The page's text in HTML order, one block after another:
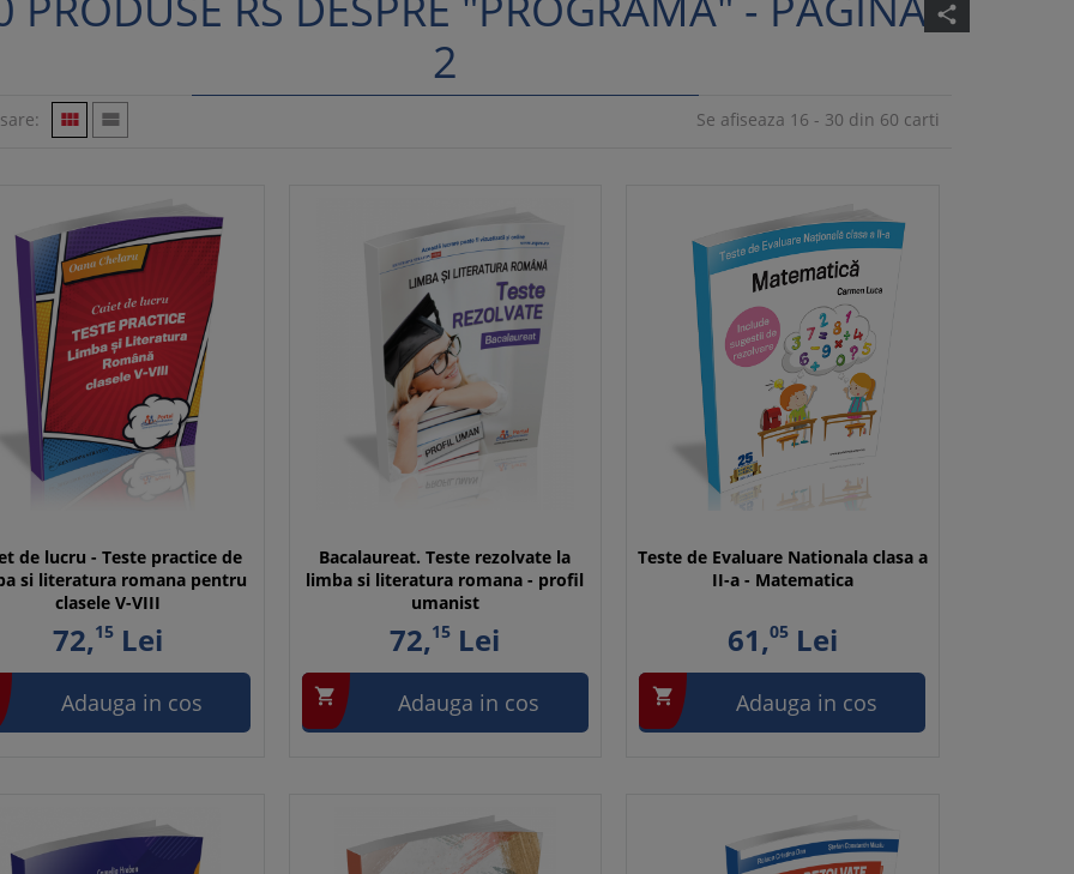
share
2
  Se afiseaza 16 - 30 din 60 carti
de lucru - Teste practice de
si literatura romana pentru
clasele V-VIII
72,15Lei
Adauga in cos
Bacalaureat. Teste rezolvate la
limba si literatura romana - profil
umanist
72,15 Lei
 Adauga in cos
Teste de Evaluare Nationala clasa a
II-a - Matematica
61,05Lei
 Adauga in cos